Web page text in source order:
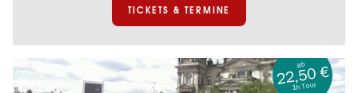
TICKETS & TERMINE
ab
22,50 €
1h Tour